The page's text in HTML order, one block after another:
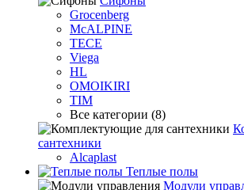
Grocenberg
McALPINE
TECE
Viega
HL
OMOIKIRI
TIM
Все категории (8)
сантехники
Alcaplast
Теплые полы
Модули